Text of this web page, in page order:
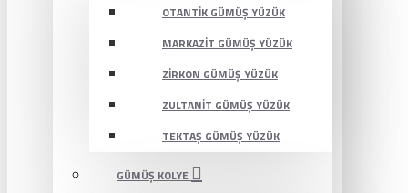
OTANTIK GÜMÜŞ YÜZÜK
MARKAZIT GÜMÜŞ YÜZÜK
ZIRKON GÜMÜŞ YÜZÜK
ZULTANIT GÜMÜŞ YÜZÜK
TEKTAŞ GÜMÜŞ YÜZÜK
GÜMÜŞ KOLYE